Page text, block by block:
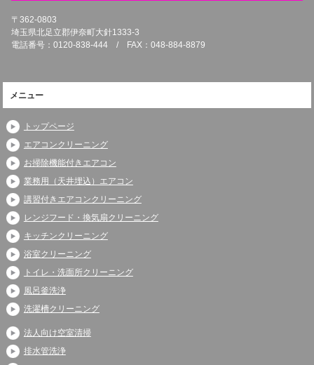
〒362-0803
埼玉県北足立郡伊奈町大針1333-3
電話番号：0120-838-444 / FAX：048-884-8879
メニュー
トップページ
エアコンクリーニング
お掃除機能付きエアコン
業務用（天井埋込）エアコン
講習付きエアコンクリーニング
レンジフード・換気扇クリーニング
キッチンクリーニング
浴室クリーニング
トイレ・洗面所クリーニング
風呂釜洗浄
洗濯槽クリーニング
法人向け空室清掃
排水管洗浄